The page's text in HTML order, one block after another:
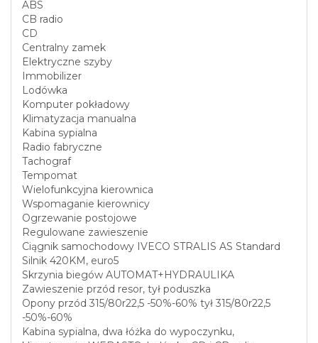
ABS
CB radio
CD
Centralny zamek
Elektryczne szyby
Immobilizer
Lodówka
Komputer pokładowy
Klimatyzacja manualna
Kabina sypialna
Radio fabryczne
Tachograf
Tempomat
Wielofunkcyjna kierownica
Wspomaganie kierownicy
Ogrzewanie postojowe
Regulowane zawieszenie
Ciągnik samochodowy IVECO STRALIS AS Standard
Silnik 420KM, euro5
Skrzynia biegów AUTOMAT+HYDRAULIKA
Zawieszenie przód resor, tył poduszka
Opony przód 315/80r22,5 -50%-60% tył 315/80r22,5
-50%-60%
Kabina sypialna, dwa łóżka do wypoczynku,